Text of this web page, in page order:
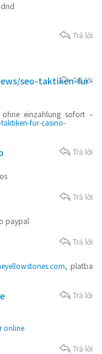
Trả lời
seo-taktiken-fur-
einzahlung sofort –
fur-casino-
Trả lời
Trả lời
paypal
Trả lời
, platba
Trả lời
online
Trả lời
Trả lời